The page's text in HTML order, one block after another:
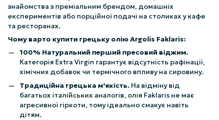
знайомства з преміальним брендом, домашніх
експериментів або порційної подачі на столиках у кафе
та ресторанах.
Чому варто купити грецьку олію Argolis Faklaris:
100% Натуральний перший пресовий віджим.
Категорія Extra Virgin гарантує відсутність рафінації,
хімічних добавок чи термічного впливу на сировину.
Традиційна грецька м'якість. На відміну від
багатьох італійських аналогів, олія Faklaris не має
агресивної гіркоти, тому ідеально смакує навіть
дітям.